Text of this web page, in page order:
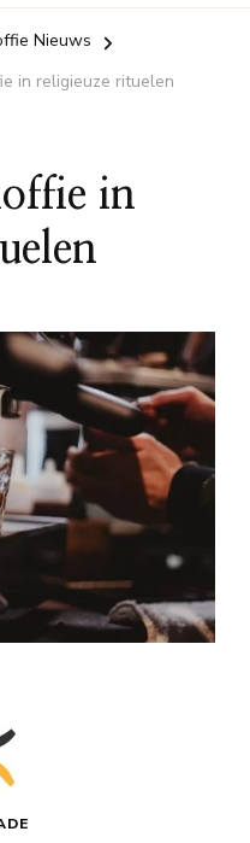
Nieuws
in religieuze rituelen
in